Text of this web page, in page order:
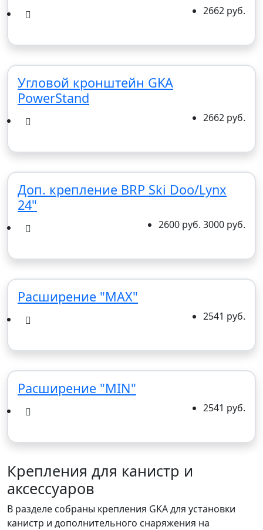
2662 руб.
Угловой кронштейн GKA
PowerStand
2662 руб.
Доп. крепление BRP Ski Doo/Lynx
24"
2600 руб. 3000 руб.
Расширение "MAX"
2541 руб.
Расширение "MIN"
2541 руб.
Крепления для канистр и
аксессуаров
В разделе собраны крепления GKA для установки
канистр и дополнительного снаряжения на